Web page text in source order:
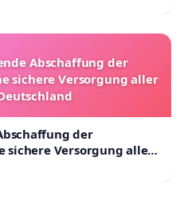
Abschaffung der
sichere Versorgung aller
der
sichere Versorgung aller